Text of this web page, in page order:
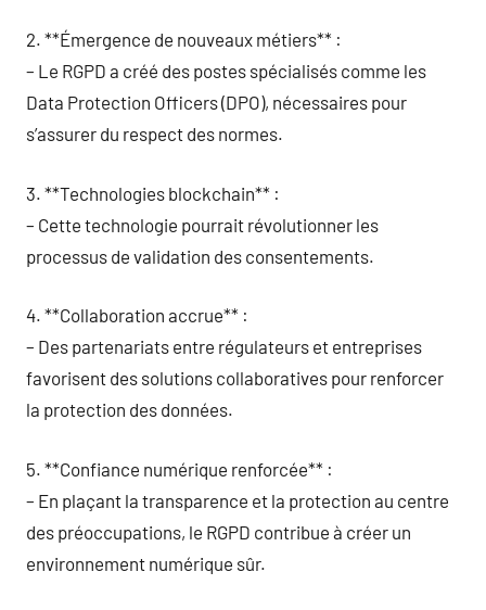
2. **Émergence de nouveaux métiers** :
– Le RGPD a créé des postes spécialisés comme les
Data Protection Officers (DPO), nécessaires pour
s’assurer du respect des normes.
3. **Technologies blockchain** :
– Cette technologie pourrait révolutionner les
processus de validation des consentements.
4. **Collaboration accrue** :
– Des partenariats entre régulateurs et entreprises
favorisent des solutions collaboratives pour renforcer
la protection des données.
5. **Confiance numérique renforcée** :
– En plaçant la transparence et la protection au centre
des préoccupations, le RGPD contribue à créer un
environnement numérique sûr.